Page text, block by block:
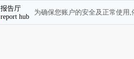
报告厅
report hub
为确保您账户的安全及正常使用